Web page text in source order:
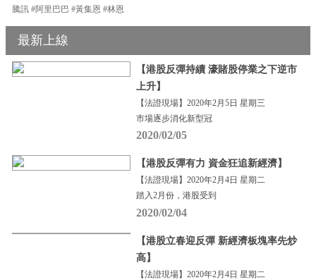
騰訊 #阿里巴巴 #黃集恩 #林恩
最新上線
【港股反彈持續 濠賭股停業之下逆市
上升】
【法證現場】2020年2月5日 星期三
市場逐步消化新型冠
2020/02/05
【港股反彈有力 資金狂追新經濟】
【法證現場】2020年2月4日 星期二
踏入2月份，港股受到
2020/02/04
【港股立春迎反彈 新經濟板塊率先炒
高】
【法證現場】2020年2月4日 星期二